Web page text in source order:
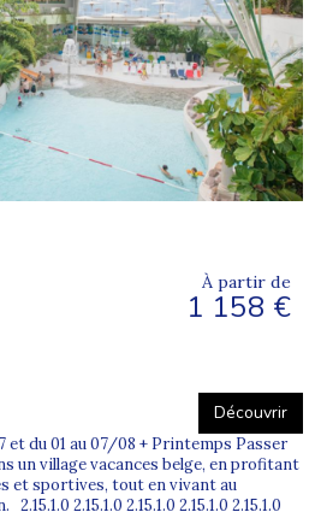
À partir de
1 158 €
Découvrir
et du 01 au 07/08 + Printemps Passer
un village vacances belge, en profitant
et sportives, tout en vivant au
2.15.1.0 2.15.1.0 2.15.1.0 2.15.1.0